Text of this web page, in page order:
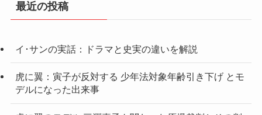
最近の投稿
イ･サンの実話：ドラマと史実の違いを解説
虎に翼：寅子が反対する 少年法対象年齢引き下げ とモ
デルになった出来事